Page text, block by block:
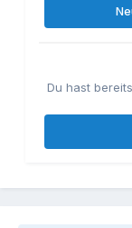
Du hast